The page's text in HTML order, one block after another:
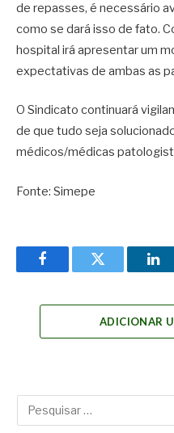
de repasses, é necessário
como se dará isso de fato.
hospital irá apresentar um
expectativas de ambas as
O Sindicato continuará
de que tudo seja
médicos/médicas
Fonte: Simepe
FacebookTwitter
ADICIONAR